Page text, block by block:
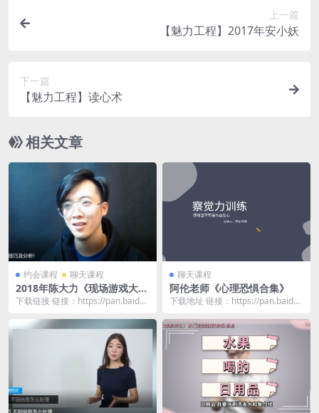
上一篇
【魅力工程】2017年安小妖
下一篇
【魅力工程】读心术
相关文章
约会课程 聊天课程
2018年陈大力《现场游戏大师
1.0》
下载链接 链接：https://pan.baidu.
聊天课程
阿伦老师《心理恐惧合集》
下载地址 链接：https://pan.baidu.